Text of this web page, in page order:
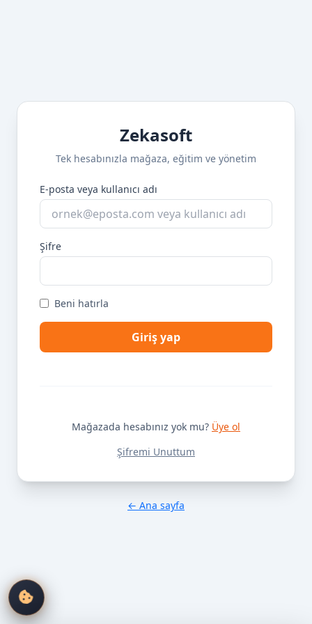
Zekasoft
Tek hesabınızla mağaza, eğitim ve yönetim
E-posta veya kullanıcı adı
Şifre
Beni hatırla
Giriş yap
Mağazada hesabınız yok mu? Üye ol
Şifremi Unuttum
← Ana sayfa